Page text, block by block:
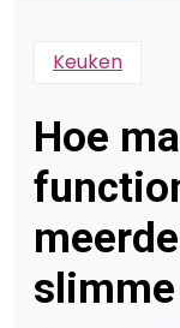
Keuken
Hoe